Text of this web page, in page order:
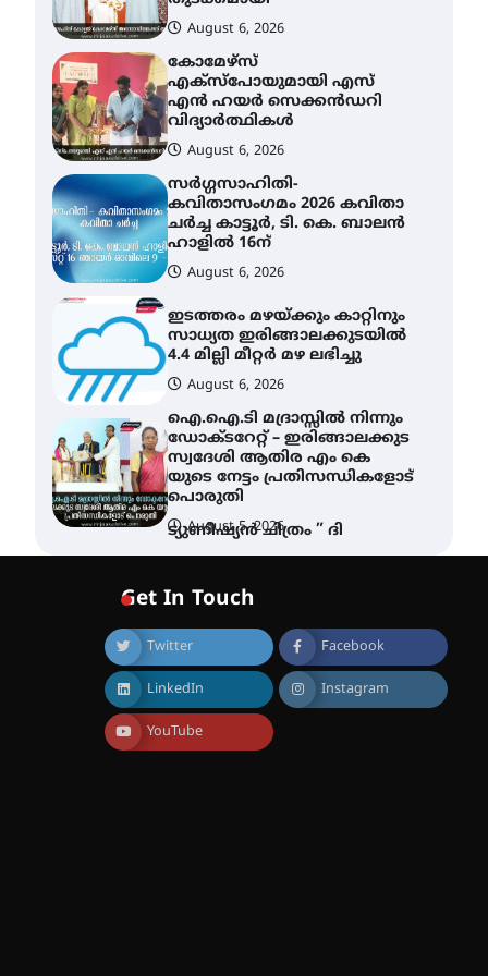
August 6, 2026
കോമേഴ്സ്
എക്സ്പോയുമായി എസ്
എൻ ഹയർ സെക്കൻഡറി
വിദ്യാർത്ഥികൾ
August 6, 2026
സർഗ്ഗസാഹിതി-
കവിതാസംഗമം 2026 കവിതാ
ചർച്ച കാട്ടൂർ, ടി. കെ. ബാലൻ
ഹാളിൽ 16ന്
August 6, 2026
ഇടത്തരം മഴയ്ക്കും കാറ്റിനും
സാധ്യത ഇരിങ്ങാലക്കുടയിൽ
4.4 മില്ലി മീറ്റർ മഴ ലഭിച്ചു
August 6, 2026
ഐ.ഐ.ടി മദ്രാസ്സിൽ നിന്നും
ഡോക്ടറേറ്റ് – ഇരിങ്ങാലക്കുട
സ്വദേശി ആതിര എം കെ
യുടെ നേട്ടം പ്രതിസന്ധികളോട്
പൊരുതി
August 5, 2026
ട്യുണീഷ്യൻ ചിത്രം ” ദി
സൊസൈറ്റി ആഗസ്റ്റ് 7
വെള്ളിയാഴ്ച സ്‌ക്രീൻ
ചെയ്യുന്നു
August 6, 2026
സെന്റ് ജോസഫ്സ് കോളജ്
കോമേഴ്‌സ്
അസോസിയേഷന്
തുടക്കമായി
Get In Touch
Twitter Facebook
LinkedIn Instagram
YouTube